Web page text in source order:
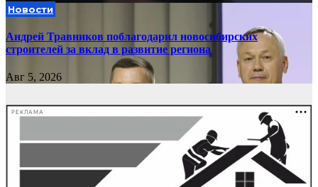
Новости
Андрей Травников поблагодарил новосибирских
строителей за вклад в развитие региона
Авг 5, 2026
РЕКЛАМА